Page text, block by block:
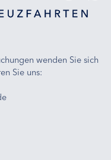
wenden Sie sich
Sie uns: